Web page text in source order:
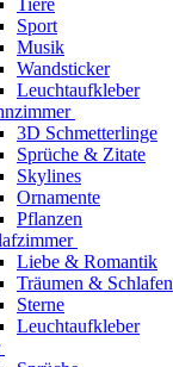
Tiere
Sport
Musik
Wandsticker
Leuchtaufkleber
3D Schmetterlinge
Sprüche & Zitate
Skylines
Ornamente
Pflanzen
Liebe & Romantik
Träumen & Schlafen
Sterne
Leuchtaufkleber